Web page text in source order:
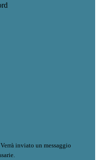
Verrà inviato un messaggio